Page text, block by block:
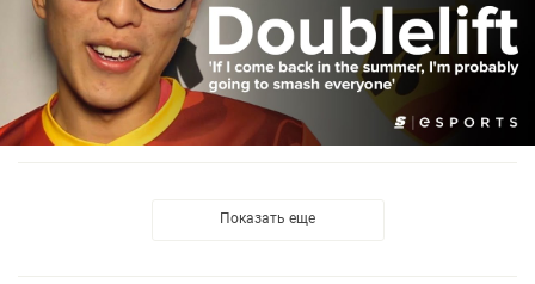
Показать еще